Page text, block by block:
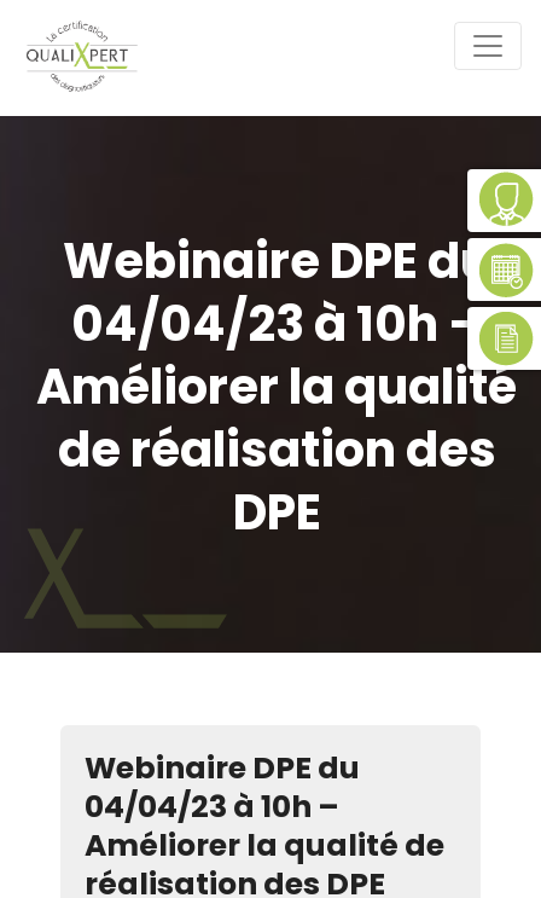
Webinaire DPE du
04/04/23 à 10h –
Améliorer la qualité
de réalisation des
DPE
Webinaire DPE du
04/04/23 à 10h –
Améliorer la qualité de
réalisation des DPE